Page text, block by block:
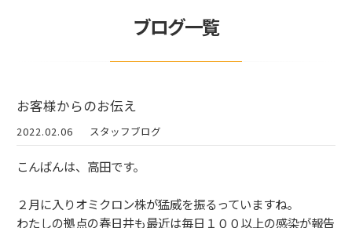
ブログ一覧
お客様からのお伝え
2022.02.06 スタッフブログ
こんばんは、高田です。
２月に入りオミクロン株が猛威を振るっていますね。
わたしの拠点の春日井も最近は毎日１００以上の感染が報告